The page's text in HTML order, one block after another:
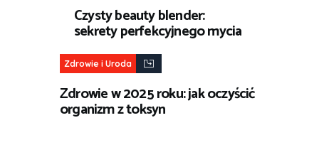
Czysty beauty blender:
sekrety perfekcyjnego mycia
Zdrowie i Uroda
Zdrowie w 2025 roku: jak oczyścić
organizm z toksyn